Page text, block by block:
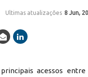
Ultimas atualizações 8 Jun,
acessos